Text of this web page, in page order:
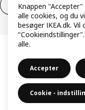
Fortryd dit køb
Knappen
alle cookies, og du
besøger IKEA.dk.
alle.
Accepter
Cookie -